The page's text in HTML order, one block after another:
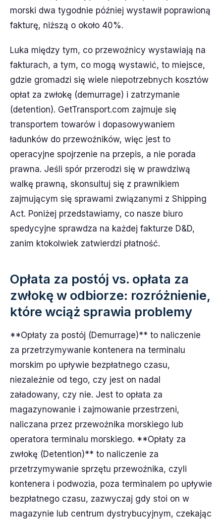
morski dwa tygodnie później wystawił poprawioną
fakturę, niższą o około 40%.
Luka między tym, co przewoźnicy wystawiają na
fakturach, a tym, co mogą wystawić, to miejsce,
gdzie gromadzi się wiele niepotrzebnych kosztów
opłat za zwłokę (demurrage) i zatrzymanie
(detention). GetTransport.com zajmuje się
transportem towarów i dopasowywaniem
ładunków do przewoźników, więc jest to
operacyjne spojrzenie na przepis, a nie porada
prawna. Jeśli spór przerodzi się w prawdziwą
walkę prawną, skonsultuj się z prawnikiem
zajmującym się sprawami związanymi z Shipping
Act. Poniżej przedstawiamy, co nasze biuro
spedycyjne sprawdza na każdej fakturze D&D,
zanim ktokolwiek zatwierdzi płatność.
Opłata za postój vs. opłata za
zwłokę w odbiorze: rozróżnienie,
które wciąż sprawia problemy
**Opłaty za postój (Demurrage)** to naliczenie
za przetrzymywanie kontenera na terminalu
morskim po upływie bezpłatnego czasu,
niezależnie od tego, czy jest on nadal
załadowany, czy nie. Jest to opłata za
magazynowanie i zajmowanie przestrzeni,
naliczana przez przewoźnika morskiego lub
operatora terminalu morskiego. **Opłaty za
zwłokę (Detention)** to naliczenie za
przetrzymywanie sprzętu przewoźnika, czyli
kontenera i podwozia, poza terminalem po upływie
bezpłatnego czasu, zazwyczaj gdy stoi on w
magazynie lub centrum dystrybucyjnym, czekając